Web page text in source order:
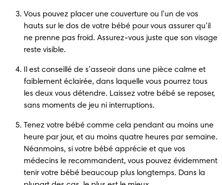
Vous pouvez placer une couverture ou l’un de vos
hauts sur le dos de votre bébé pour vous assurer qu’il
ne prenne pas froid. Assurez-vous juste que son visage
reste visible.
Il est conseillé de s’asseoir dans une pièce calme et
faiblement éclairée, dans laquelle vous pourrez tous
les deux vous détendre. Laissez votre bébé se reposer,
sans moments de jeu ni interruptions.
Tenez votre bébé comme cela pendant au moins une
heure par jour, et au moins quatre heures par semaine.
Néanmoins, si votre bébé apprécie et que vos
médecins le recommandent, vous pouvez évidemment
tenir votre bébé beaucoup plus longtemps. Dans la